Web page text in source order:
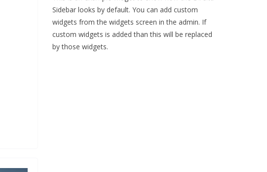
Sidebar looks by default. You can add custom
widgets from the widgets screen in the admin. If
custom widgets is added than this will be replaced
by those widgets.